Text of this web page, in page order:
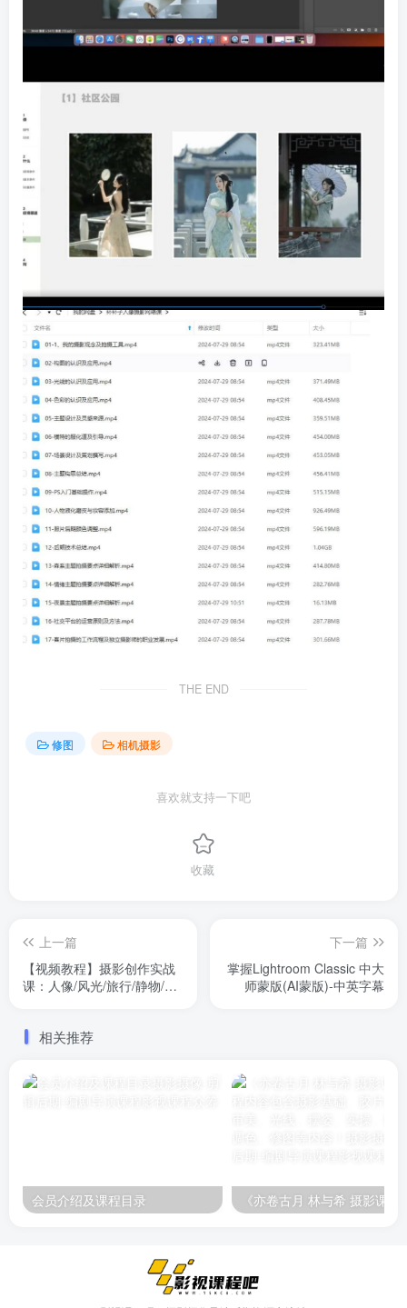
THE END
修图 相机摄影
喜欢就支持一下吧
收藏
上一篇
【视频教程】摄影创作实战
课：人像/风光/旅行/静物/生
下一篇
掌握Lightroom Classic 中大
师蒙版(AI蒙版)-中英字幕
相关推荐
会员介绍及课程目录